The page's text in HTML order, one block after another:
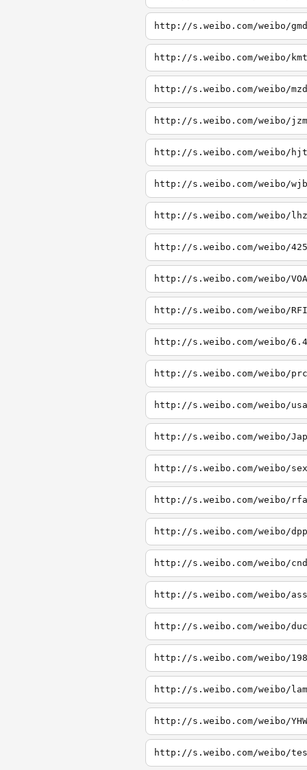
http://s.weibo.com/weibo/gmd
http://s.weibo.com/weibo/kmt
http://s.weibo.com/weibo/mzd
http://s.weibo.com/weibo/jzm
http://s.weibo.com/weibo/hjt
http://s.weibo.com/weibo/wjb
http://s.weibo.com/weibo/lhz
http://s.weibo.com/weibo/425
http://s.weibo.com/weibo/VOA
http://s.weibo.com/weibo/RFI
http://s.weibo.com/weibo/6.4
http://s.weibo.com/weibo/prc
http://s.weibo.com/weibo/usa
http://s.weibo.com/weibo/Jap
http://s.weibo.com/weibo/sex
http://s.weibo.com/weibo/rfa
http://s.weibo.com/weibo/dpp
http://s.weibo.com/weibo/cnd
http://s.weibo.com/weibo/ass
http://s.weibo.com/weibo/
http://s.weibo.com/weibo/
http://s.weibo.com/weibo/
http://s.weibo.com/weibo/
http://s.weibo.com/weibo/